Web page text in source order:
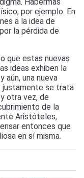
por ejemplo. En
a la idea de
la pérdida de
que estas nuevas
ideas exhiben la
aún, una nueva
justamente se trata
otra vez, de
de la
Aristóteles,
entonces que
en sí misma.